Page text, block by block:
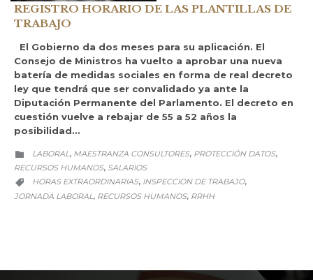
REGISTRO HORARIO DE LAS PLANTILLAS DE
TRABAJO
El Gobierno da dos meses para su aplicación. El
Consejo de Ministros ha vuelto a aprobar una nueva
batería de medidas sociales en forma de real decreto
ley que tendrá que ser convalidado ya ante la
Diputación Permanente del Parlamento. El decreto en
cuestión vuelve a rebajar de 55 a 52 años la
posibilidad…
 CATEGORY
LABORAL, MAESTRANZA CONSULTORES, PROTECCIÓN DATOS,
RECURSOS HUMANOS, SALARIOS
 CATEGORY
HORAS EXTRAORDINARIAS, INSPECCION DE TRABAJO,
JORNADA LABORAL, RECURSOS HUMANOS, RRHH